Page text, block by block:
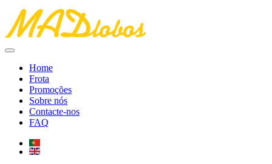
Home
Frota
Promoções
Sobre nós
Contacte-nos
FAQ